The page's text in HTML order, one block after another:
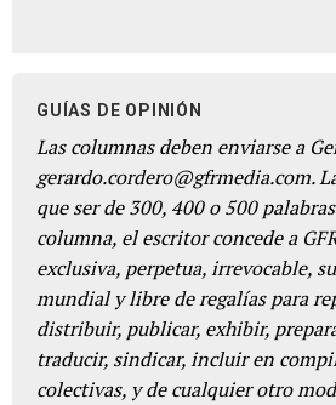
GUÍAS DE OPINIÓN
Las columnas deben enviarse a
gerardo.cordero@gfrmedia.com.
que ser de 300, 400 o 500
columna, el escritor concede a
exclusiva, perpetua, irrevocable,
mundial y libre de regalías para
distribuir, publicar, exhibir,
traducir, sindicar, incluir en
colectivas, y de cualquier otro